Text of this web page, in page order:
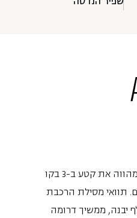
מסילת קטע יבנה – פלשת מהווה את קטע ב-3 בקו
תוואי מסילת הרכבת
יבנה, ממשיך דרומה